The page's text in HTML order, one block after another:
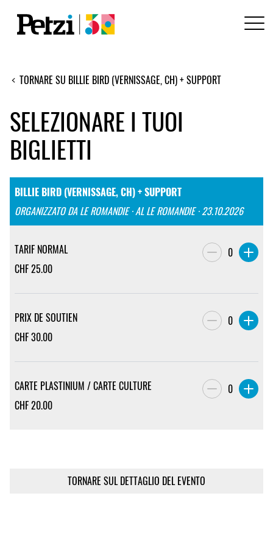
TORNARE SU BILLIE BIRD (VERNISSAGE, CH) + SUPPORT
SELEZIONARE I TUOI
BIGLIETTI
BILLIE BIRD (VERNISSAGE, CH) + SUPPORT
ORGANIZZATO DA LE ROMANDIE · AL LE ROMANDIE · 23.10.2026
TARIF NORMAL
CHF25.00
0
PRIX DE SOUTIEN
CHF30.00
0
CARTE PLASTINIUM / CARTE CULTURE
CHF20.00
0
TORNARE SUL DETTAGLIO DEL EVENTO